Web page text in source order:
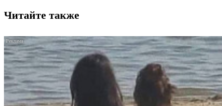
Читайте также